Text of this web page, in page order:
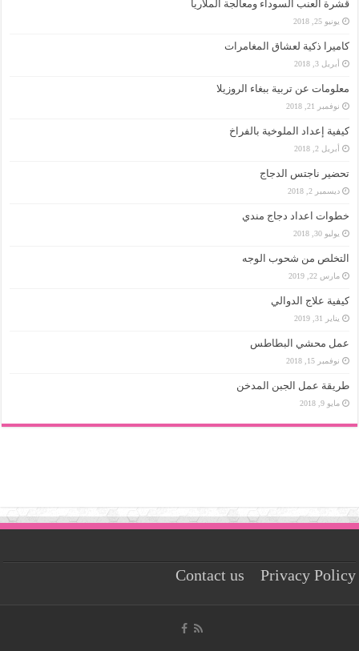
قشرة العنب السوداء ومعالجة الملاريا
يونيو 25, 2018
كاميرا ذكية لعشاق المغامرات
أبريل 3, 2018
معلومات عن تربية ببغاء الروزيلا
نوفمبر 21, 2018
كيفية إعداد الملوخية بالفراخ
أبريل 2, 2018
تحضير ناجتس الدجاج
ديسمبر 2, 2018
خطوات اعداد دجاج مندي
يوليو 30, 2018
التخلص من شحوب الوجه
مارس 22, 2019
كيفية علاج الدوالي
يناير 31, 2019
عمل محشي البطاطس
نوفمبر 15, 2018
طريقة عمل الجبن المدخن
مايو 9, 2018
Contact us Privacy Policy